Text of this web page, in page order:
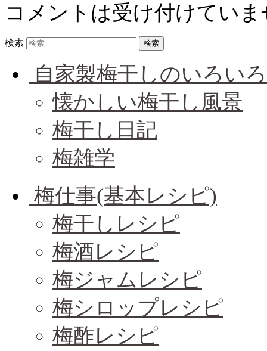
コメントは受け付けてい
検索
自家製梅干しのいろいろ
懐かしい梅干し風景
梅干し日記
梅雑学
梅仕事(基本レシピ)
梅干しレシピ
梅酒レシピ
梅ジャムレシピ
梅シロップレシピ
梅酢レシピ